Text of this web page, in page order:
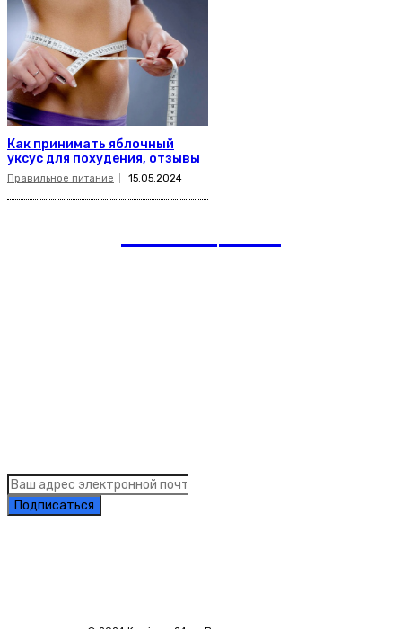
Как принимать яблочный
уксус для похудения, отзывы
Правильное питание 15.05.2024
Подписаться